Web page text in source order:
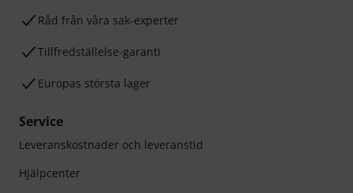
Råd från våra sak-experter
Tillfredställelse-garanti
Europas största lager
Service
Leveranskostnader och leveranstid
Hjälpcenter